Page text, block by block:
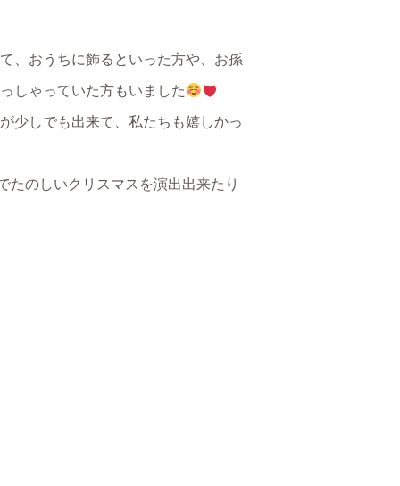
、おうちに飾るといった方や、お孫
しゃっていた方もいました
少しでも出来て、私たちも嬉しかっ
たのしいクリスマスを演出出来たり